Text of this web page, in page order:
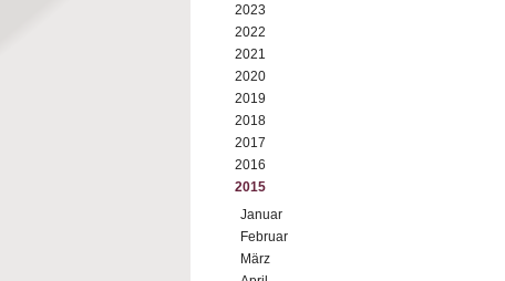
2023
2022
2021
2020
2019
2018
2017
2016
2015
Januar
Februar
März